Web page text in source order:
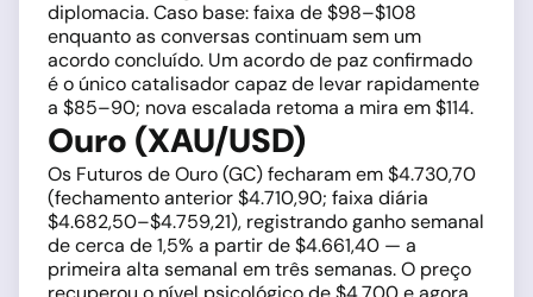
diplomacia. Caso base: faixa de $98–$108
enquanto as conversas continuam sem um
acordo concluído. Um acordo de paz confirmado
é o único catalisador capaz de levar rapidamente
a $85–90; nova escalada retoma a mira em $114.
Ouro (XAU/USD)
Os Futuros de Ouro (GC) fecharam em $4.730,70
(fechamento anterior $4.710,90; faixa diária
$4.682,50–$4.759,21), registrando ganho semanal
de cerca de 1,5% a partir de $4.661,40 — a
primeira alta semanal em três semanas. O preço